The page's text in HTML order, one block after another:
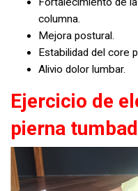
columna.
Mejora postural.
Estabilidad del core
Alivio dolor lumbar.
Ejercicio de
pierna